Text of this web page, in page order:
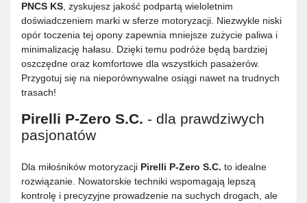
PNCS KS , zyskujesz jakość podpartą wieloletnim
doświadczeniem marki w sferze motoryzacji. Niezwykle niski
opór toczenia tej opony zapewnia mniejsze zużycie paliwa i
minimalizację hałasu. Dzięki temu podróże będą bardziej
oszczędne oraz komfortowe dla wszystkich pasażerów.
Przygotuj się na nieporównywalne osiągi nawet na trudnych
trasach!
Pirelli P-Zero S.C. - dla prawdziwych
pasjonatów
Dla miłośników motoryzacji Pirelli P-Zero S.C. to idealne
rozwiązanie. Nowatorskie techniki wspomagają lepszą
kontrolę i precyzyjne prowadzenie na suchych drogach, ale